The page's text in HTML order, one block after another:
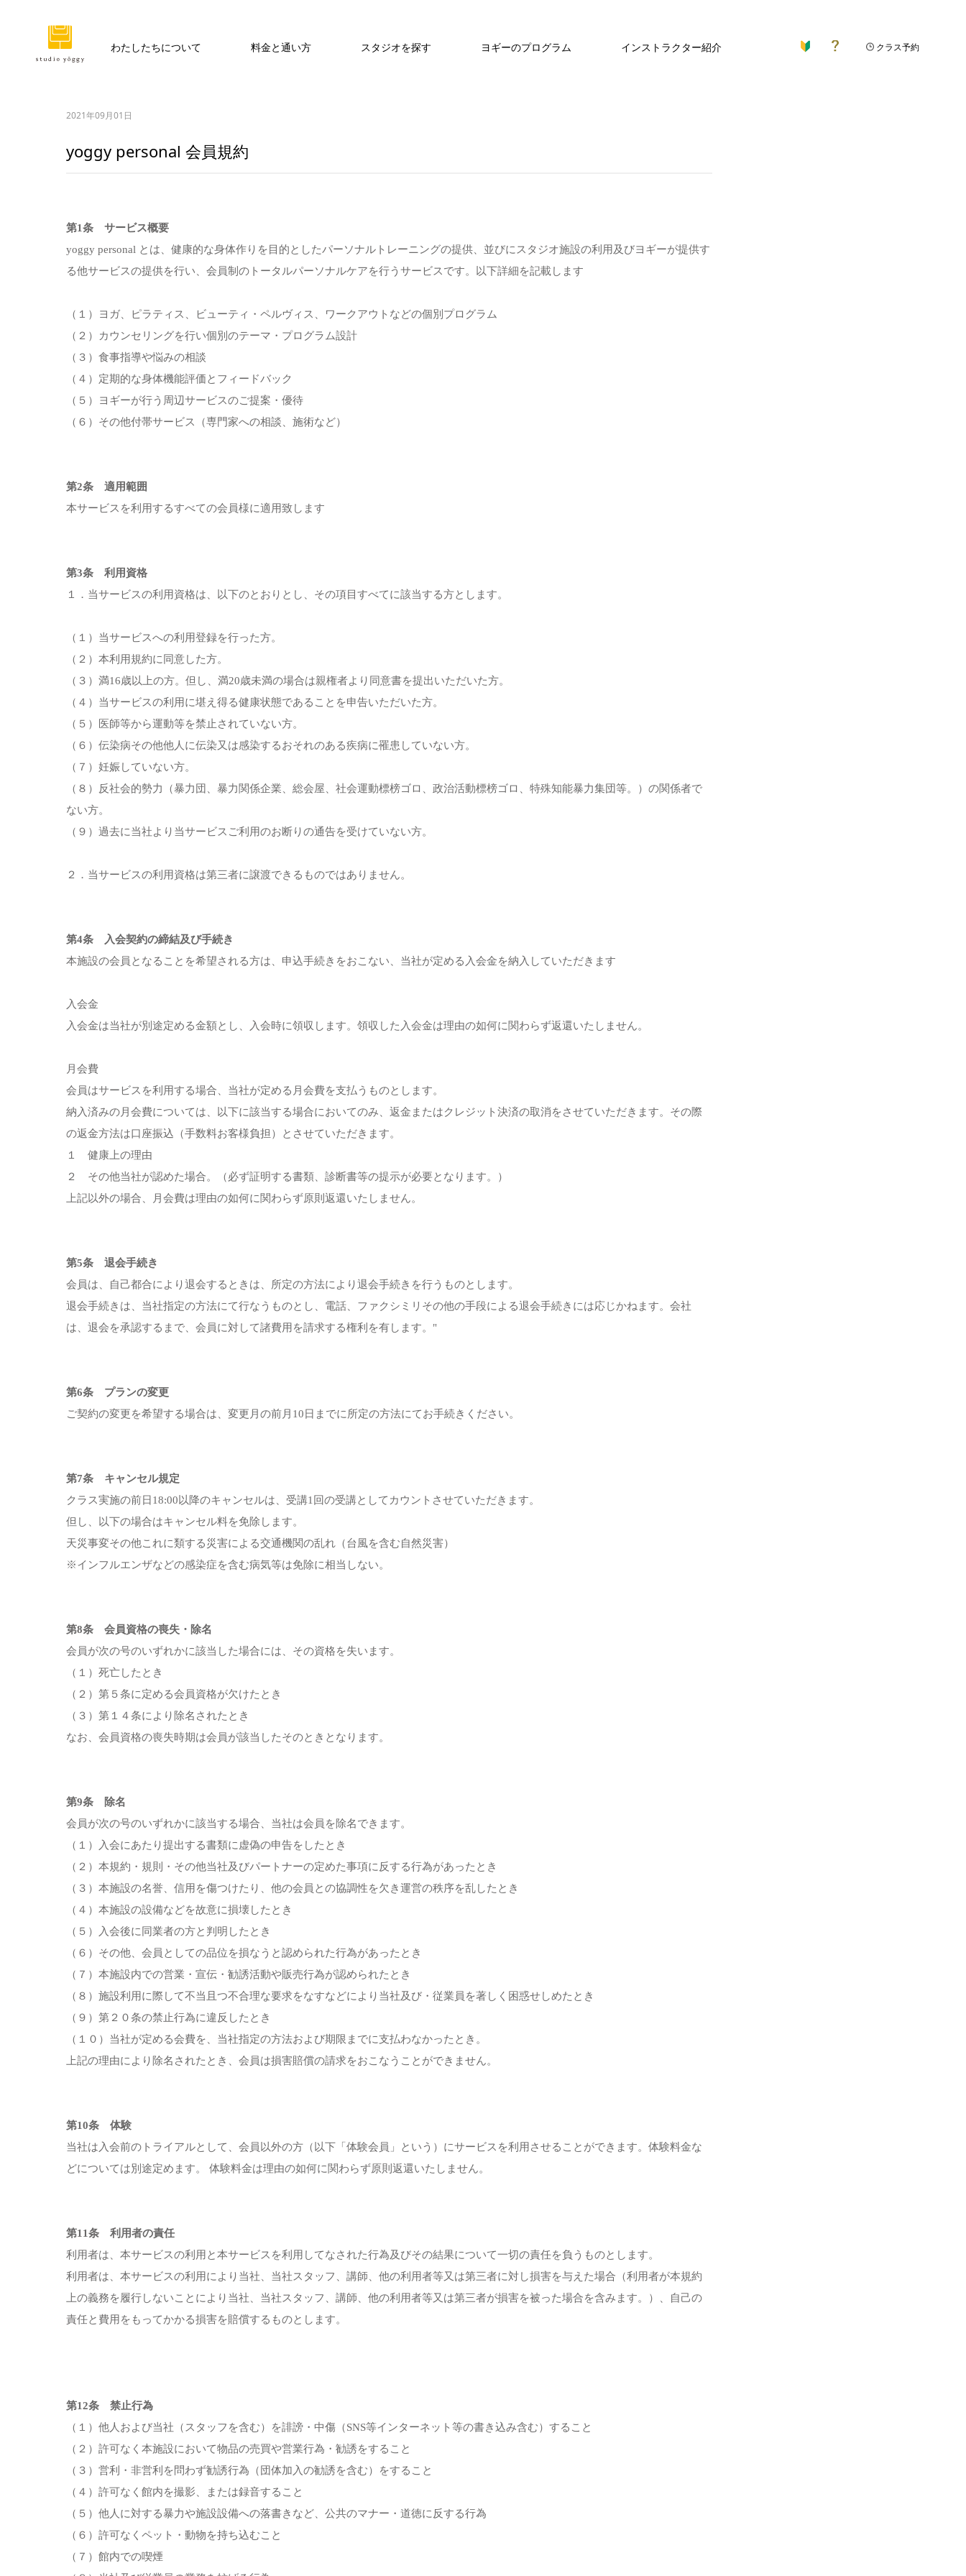
わたしたちについて 料金と通い方 スタジオを探す ヨギーのプログラム インストラクター紹介 クラス予約
2021年09月01日
yoggy personal 会員規約
第1条 サービス概要
yoggy personal とは、健康的な身体作りを目的としたパーソナルトレーニングの提供、並びにスタジオ施設の利用及びヨギーが提供す
る他サービスの提供を行い、会員制のトータルパーソナルケアを行うサービスです。以下詳細を記載します
（１）ヨガ、ピラティス、ビューティ・ペルヴィス、ワークアウトなどの個別プログラム
（２）カウンセリングを行い個別のテーマ・プログラム設計
（３）食事指導や悩みの相談
（４）定期的な身体機能評価とフィードバック
（５）ヨギーが行う周辺サービスのご提案・優待
（６）その他付帯サービス（専門家への相談、施術など）
第2条 適用範囲
本サービスを利用するすべての会員様に適用致します
第3条 利用資格
１．当サービスの利用資格は、以下のとおりとし、その項目すべてに該当する方とします。
（１）当サービスへの利用登録を行った方。
（２）本利用規約に同意した方。
（３）満16歳以上の方。但し、満20歳未満の場合は親権者より同意書を提出いただいた方。
（４）当サービスの利用に堪え得る健康状態であることを申告いただいた方。
（５）医師等から運動等を禁止されていない方。
（６）伝染病その他他人に伝染又は感染するおそれのある疾病に罹患していない方。
（７）妊娠していない方。
（８）反社会的勢力（暴力団、暴力関係企業、総会屋、社会運動標榜ゴロ、政治活動標榜ゴロ、特殊知能暴力集団等。）の関係者で
ない方。
（９）過去に当社より当サービスご利用のお断りの通告を受けていない方。
２．当サービスの利用資格は第三者に譲渡できるものではありません。
第4条 入会契約の締結及び手続き
本施設の会員となることを希望される方は、申込手続きをおこない、当社が定める入会金を納入していただきます
入会金
入会金は当社が別途定める金額とし、入会時に領収します。領収した入会金は理由の如何に関わらず返還いたしません。
月会費
会員はサービスを利用する場合、当社が定める月会費を支払うものとします。
納入済みの月会費については、以下に該当する場合においてのみ、返金またはクレジット決済の取消をさせていただきます。その際
の返金方法は口座振込（手数料お客様負担）とさせていただきます。
１ 健康上の理由
２ その他当社が認めた場合。（必ず証明する書類、診断書等の提示が必要となります。）
上記以外の場合、月会費は理由の如何に関わらず原則返還いたしません。
第5条 退会手続き
会員は、自己都合により退会するときは、所定の方法により退会手続きを行うものとします。
退会手続きは、当社指定の方法にて行なうものとし、電話、ファクシミリその他の手段による退会手続きには応じかねます。会社
は、退会を承認するまで、会員に対して諸費用を請求する権利を有します。"
第6条 プランの変更
ご契約の変更を希望する場合は、変更月の前月10日までに所定の方法にてお手続きください。
第7条 キャンセル規定
クラス実施の前日18:00以降のキャンセルは、受講1回の受講としてカウントさせていただきます。
但し、以下の場合はキャンセル料を免除します。
天災事変その他これに類する災害による交通機関の乱れ（台風を含む自然災害）
※インフルエンザなどの感染症を含む病気等は免除に相当しない。
第8条 会員資格の喪失・除名
会員が次の号のいずれかに該当した場合には、その資格を失います。
（１）死亡したとき
（２）第５条に定める会員資格が欠けたとき
（３）第１４条により除名されたとき
なお、会員資格の喪失時期は会員が該当したそのときとなります。
第9条 除名
会員が次の号のいずれかに該当する場合、当社は会員を除名できます。
（１）入会にあたり提出する書類に虚偽の申告をしたとき
（２）本規約・規則・その他当社及びパートナーの定めた事項に反する行為があったとき
（３）本施設の名誉、信用を傷つけたり、他の会員との協調性を欠き運営の秩序を乱したとき
（４）本施設の設備などを故意に損壊したとき
（５）入会後に同業者の方と判明したとき
（６）その他、会員としての品位を損なうと認められた行為があったとき
（７）本施設内での営業・宣伝・勧誘活動や販売行為が認められたとき
（８）施設利用に際して不当且つ不合理な要求をなすなどにより当社及び・従業員を著しく困惑せしめたとき
（９）第２０条の禁止行為に違反したとき
（１０）当社が定める会費を、当社指定の方法および期限までに支払わなかったとき。
上記の理由により除名されたとき、会員は損害賠償の請求をおこなうことができません。
第10条 体験
当社は入会前のトライアルとして、会員以外の方（以下「体験会員」という）にサービスを利用させることができます。体験料金な
どについては別途定めます。 体験料金は理由の如何に関わらず原則返還いたしません。
第11条 利用者の責任
利用者は、本サービスの利用と本サービスを利用してなされた行為及びその結果について一切の責任を負うものとします。
利用者は、本サービスの利用により当社、当社スタッフ、講師、他の利用者等又は第三者に対し損害を与えた場合（利用者が本規約
上の義務を履行しないことにより当社、当社スタッフ、講師、他の利用者等又は第三者が損害を被った場合を含みます。）、自己の
責任と費用をもってかかる損害を賠償するものとします。
第12条 禁止行為
（１）他人および当社（スタッフを含む）を誹謗・中傷（SNS等インターネット等の書き込み含む）すること
（２）許可なく本施設において物品の売買や営業行為・勧誘をすること
（３）営利・非営利を問わず勧誘行為（団体加入の勧誘を含む）をすること
（４）許可なく館内を撮影、または録音すること
（５）他人に対する暴力や施設設備への落書きなど、公共のマナー・道徳に反する行為
（６）許可なくペット・動物を持ち込むこと
（７）館内での喫煙